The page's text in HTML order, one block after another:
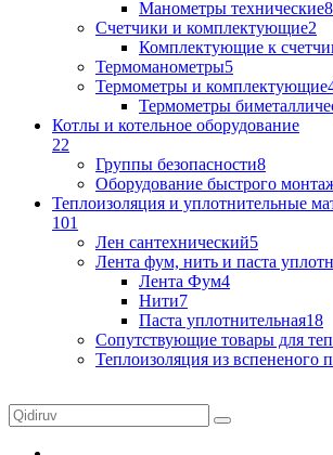
Манометры технические8
Счетчики и комплектующие2
Комплектующие к
Термоманометры5
Термометры и комплектующие
Термометры
Котлы и котельное оборудование
22
Группы безопасности8
Оборудование быстрого
Теплоизоляция и уплотнительные
101
Лен сантехнический5
Лента фум, нить и паста
Лента Фум4
Нити7
Паста уплотнительная18
Сопутствующие товары для
Теплоизоляция из вспененого